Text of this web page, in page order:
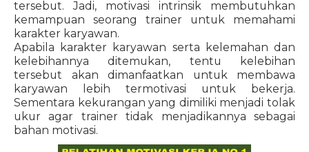
tersebut. Jadi, motivasi intrinsik membutuhkan
kemampuan seorang trainer untuk memahami
karakter karyawan.
Apabila karakter karyawan serta kelemahan dan
kelebihannya ditemukan, tentu kelebihan
tersebut akan dimanfaatkan untuk membawa
karyawan lebih termotivasi untuk bekerja.
Sementara kekurangan yang dimiliki menjadi tolak
ukur agar trainer tidak menjadikannya sebagai
bahan motivasi.